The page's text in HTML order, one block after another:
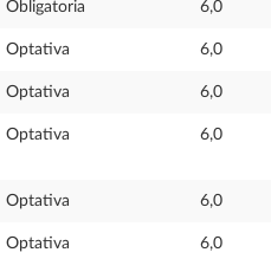
Obligatoria 6,0
Optativa 6,0
Optativa 6,0
Optativa 6,0
Optativa 6,0
Optativa 6,0